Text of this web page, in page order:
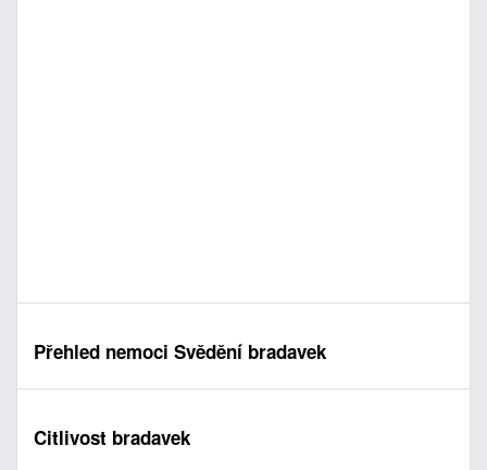
Přehled nemoci Svědění bradavek
Citlivost bradavek